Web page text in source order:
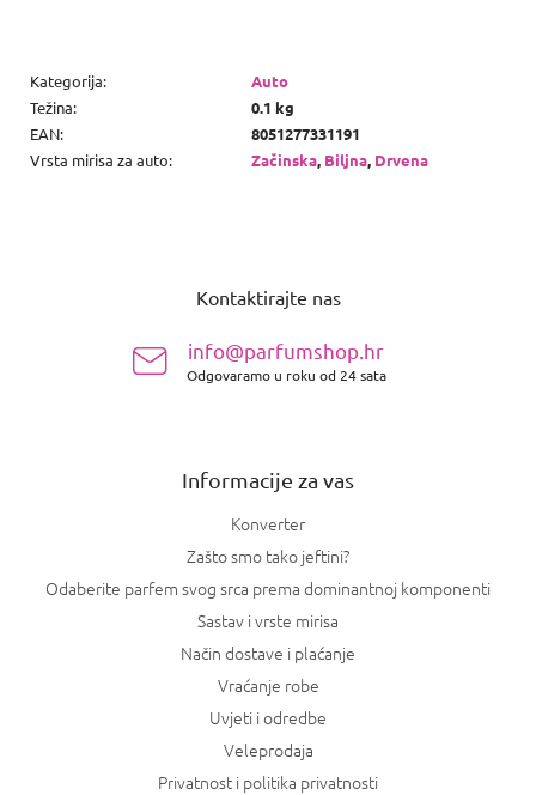
Kategorija:
Auto
Težina:
0.1 kg
EAN:
8051277331191
Vrsta mirisa za auto: Začinska, Biljna, Drvena
Kontaktirajte nas
info@parfumshop.hr
Odgovaramo u roku od 24 sata
Informacije za vas
Konverter
Zašto smo tako jeftini?
Odaberite parfem svog srca prema dominantnoj komponenti
Sastav i vrste mirisa
Način dostave i plaćanje
Vraćanje robe
Uvjeti i odredbe
Veleprodaja
Privatnost i politika privatnosti